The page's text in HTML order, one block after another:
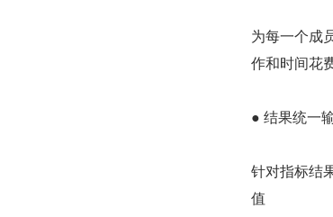
为每一个成
作和时间花
● 结果统一
针对指标结
值